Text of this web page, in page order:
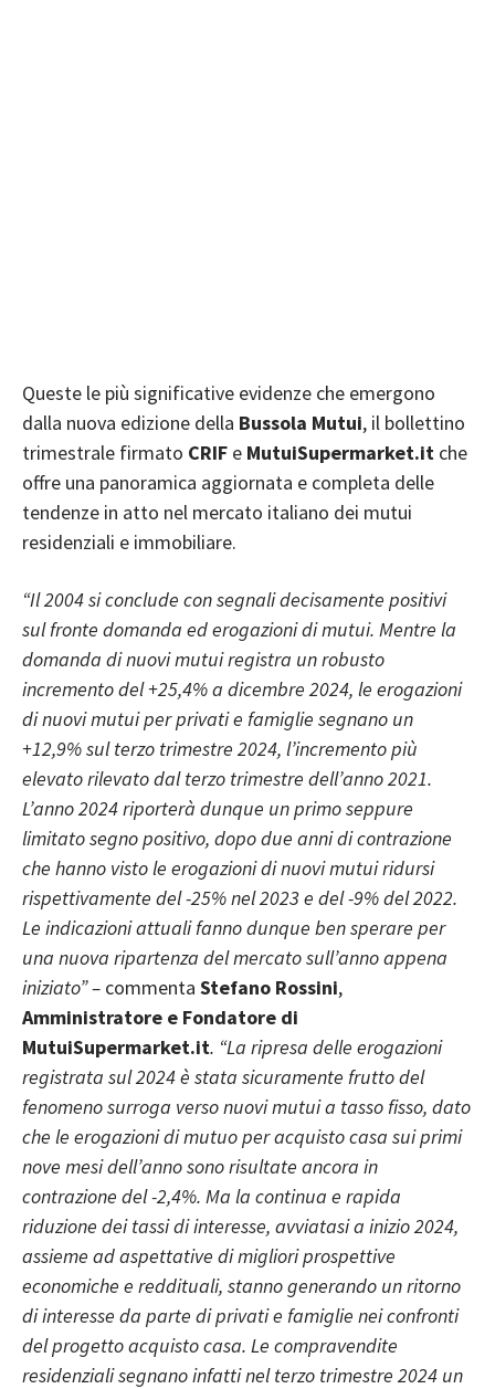
Queste le più significative evidenze che emergono
dalla nuova edizione della Bussola Mutui, il bollettino
trimestrale firmato CRIF e MutuiSupermarket.it che
offre una panoramica aggiornata e completa delle
tendenze in atto nel mercato italiano dei mutui
residenziali e immobiliare.
“Il 2004 si conclude con segnali decisamente positivi
sul fronte domanda ed erogazioni di mutui. Mentre la
domanda di nuovi mutui registra un robusto
incremento del +25,4% a dicembre 2024, le erogazioni
di nuovi mutui per privati e famiglie segnano un
+12,9% sul terzo trimestre 2024, l’incremento più
elevato rilevato dal terzo trimestre dell’anno 2021.
L’anno 2024 riporterà dunque un primo seppure
limitato segno positivo, dopo due anni di contrazione
che hanno visto le erogazioni di nuovi mutui ridursi
rispettivamente del -25% nel 2023 e del -9% del 2022.
Le indicazioni attuali fanno dunque ben sperare per
una nuova ripartenza del mercato sull’anno appena
iniziato” – commenta Stefano Rossini,
Amministratore e Fondatore di
MutuiSupermarket.it. “La ripresa delle erogazioni
registrata sul 2024 è stata sicuramente frutto del
fenomeno surroga verso nuovi mutui a tasso fisso, dato
che le erogazioni di mutuo per acquisto casa sui primi
nove mesi dell’anno sono risultate ancora in
contrazione del -2,4%. Ma la continua e rapida
riduzione dei tassi di interesse, avviatasi a inizio 2024,
assieme ad aspettative di migliori prospettive
economiche e reddituali, stanno generando un ritorno
di interesse da parte di privati e famiglie nei confronti
del progetto acquisto casa. Le compravendite
residenziali segnano infatti nel terzo trimestre 2024 un